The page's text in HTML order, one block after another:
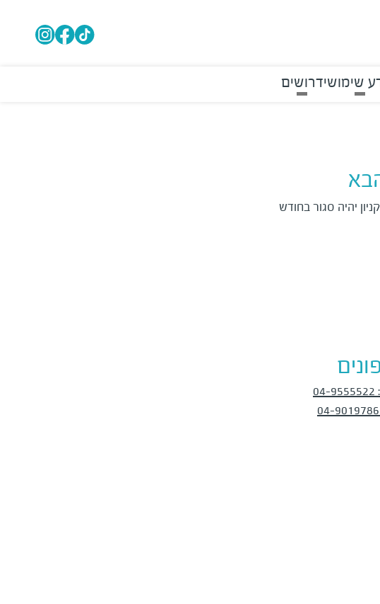
שימושידרושים
:
04-9555522
04-9019786